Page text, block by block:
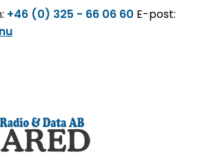
+46 (0) 325 - 66 06 60 E-post: